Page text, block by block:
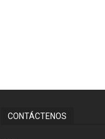
CONTÁCTENOS